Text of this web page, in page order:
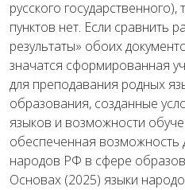
русского
пунктов нет. Если сравнить
результаты» обоих
значатся сформированная
для преподавания родных
образования, созданные
языков и возможности
обеспеченная возможность
народов РФ в сфере
Основах (2025) языки